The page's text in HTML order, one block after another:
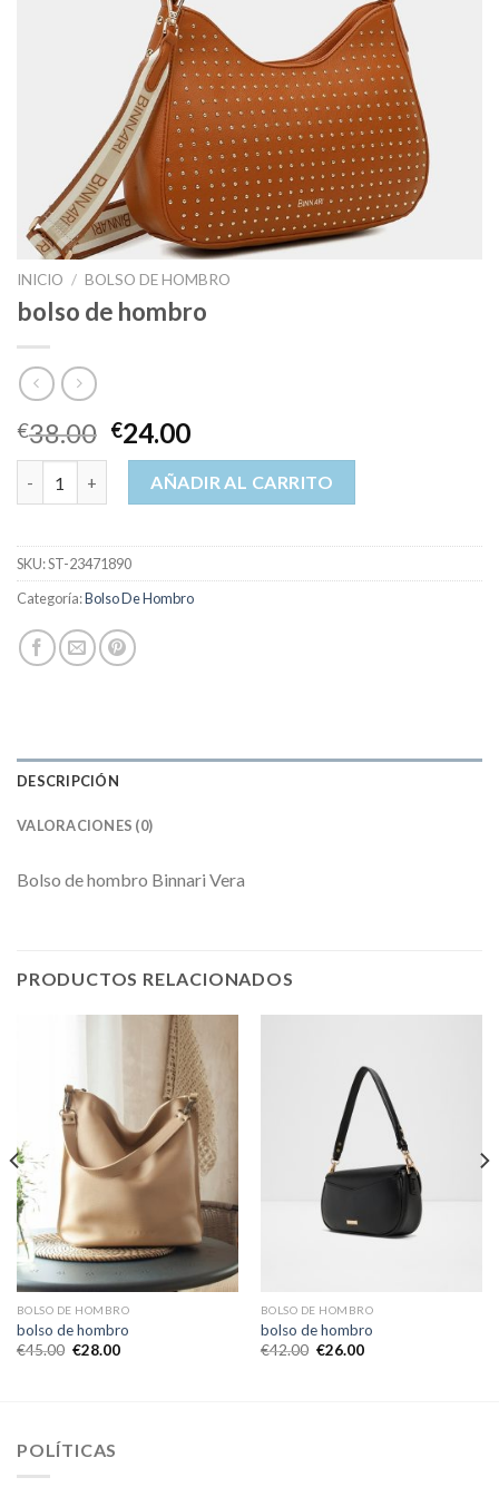
INICIO / BOLSO DE HOMBRO
bolso de hombro
€38.00 €24.00
bolso de hombro cantidadAÑADIR AL CARRITO
SKU:ST-23471890
Categoría:Bolso De Hombro
DESCRIPCIÓN
VALORACIONES (0)
Bolso de hombro Binnari Vera
PRODUCTOS RELACIONADOS
BOLSO DE HOMBRO
bolso de hombro
€45.00 €28.00
BOLSO DE HOMBRO
bolso de hombro
€42.00 €26.00
POLÍTICAS